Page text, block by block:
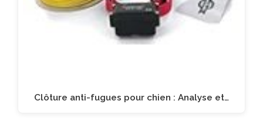
Clôture anti-fugues pour chien : Analyse et…